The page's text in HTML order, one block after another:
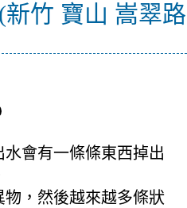
竹 寶山 嵩翠路
會有一條條東西掉出
，然後越來越多條狀